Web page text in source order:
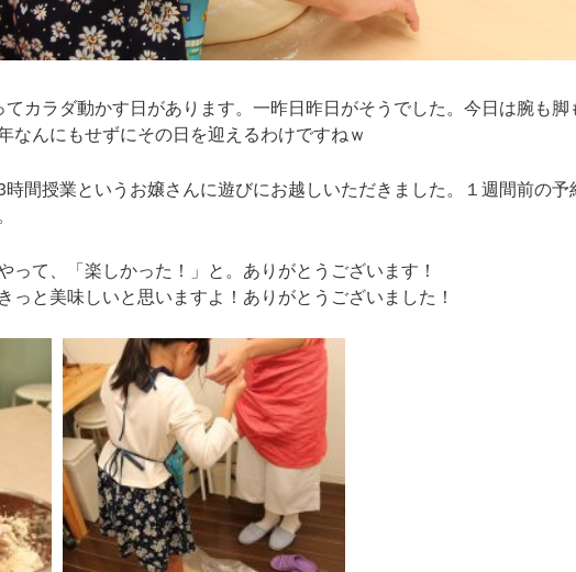
カラダ動かす日があります。一昨日昨日がそうでした。今日は腕も
なんにもせずにその日を迎えるわけですねｗ
間授業というお嬢さんに遊びにお越しいただきました。１週間前の
って、「楽しかった！」と。ありがとうございます！
っと美味しいと思いますよ！ありがとうございました！